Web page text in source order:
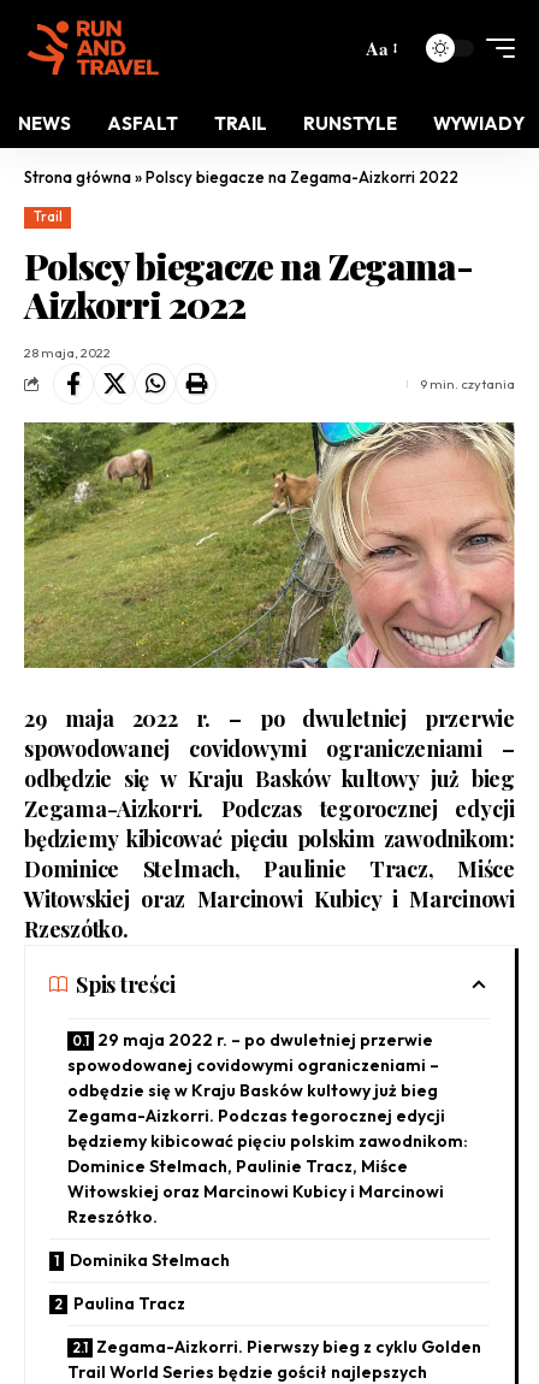
Aa
NEWS ASFALT TRAIL RUNSTYLE WYWIADY
Strona główna»Polscy biegacze na Zegama-Aizkorri 2022
Trail
Polscy biegacze na Zegama-
Aizkorri 2022
28 maja, 2022
9 min. czytania
29 maja 2022 r. – po dwuletniej przerwie
spowodowanej covidowymi ograniczeniami –
odbędzie się w Kraju Basków kultowy już bieg
Zegama-Aizkorri. Podczas tegorocznej edycji
będziemy kibicować pięciu polskim zawodnikom:
Dominice Stelmach, Paulinie Tracz, Miśce
Witowskiej oraz Marcinowi Kubicy i Marcinowi
Rzeszótko.
Spis treści
29 maja 2022 r. – po dwuletniej przerwie
spowodowanej covidowymi ograniczeniami –
odbędzie się w Kraju Basków kultowy już bieg
Zegama-Aizkorri. Podczas tegorocznej edycji
będziemy kibicować pięciu polskim zawodnikom:
Dominice Stelmach, Paulinie Tracz, Miśce
Witowskiej oraz Marcinowi Kubicy i Marcinowi
Rzeszótko.
Dominika Stelmach
Paulina Tracz
Zegama-Aizkorri. Pierwszy bieg z cyklu Golden
Trail World Series będzie gościł najlepszych